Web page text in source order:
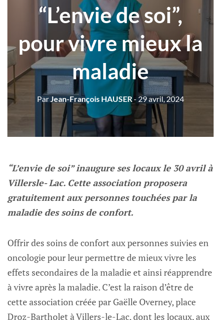
“L’envie de soi”,
pour vivre mieux la
maladie
Par Jean-François HAUSER- 29 avril, 2024
“L’envie de soi” inaugure ses locaux le 30 avril à
Villersle- Lac. Cette association proposera
gratuitement aux personnes touchées par la
maladie des soins de confort.
Offrir des soins de confort aux personnes suivies en
oncologie pour leur permettre de mieux vivre les
effets secondaires de la maladie et ainsi réapprendre
à vivre après la maladie. C’est la raison d’être de
cette association créée par Gaëlle Overney, place
Droz-Bartholet à Villers-le-Lac, dont les locaux, aux